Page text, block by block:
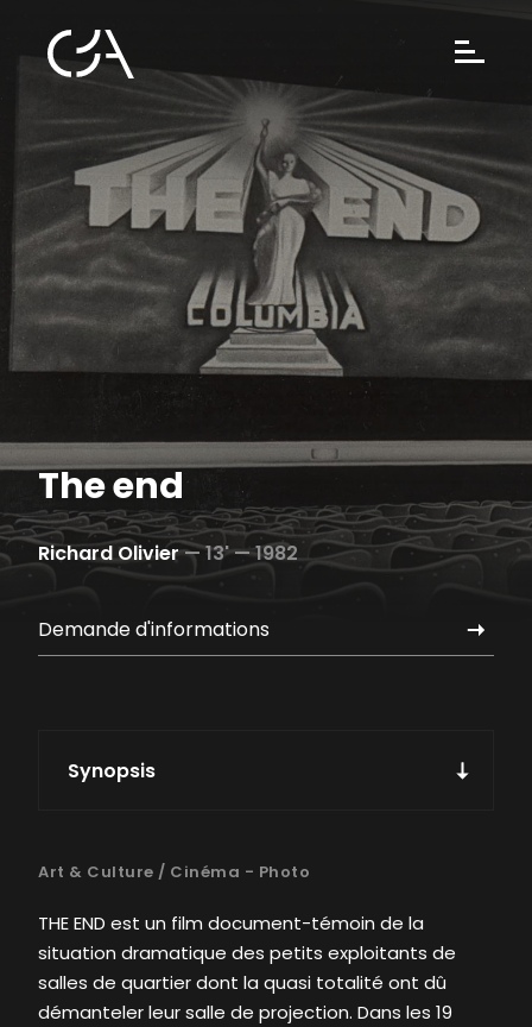
The end
Richard Olivier—13' —1982
Demande d'informations
Synopsis
Art & Culture / Cinéma - Photo
THE END est un film document-témoin de la
situation dramatique des petits exploitants de
salles de quartier dont la quasi totalité ont dû
démanteler leur salle de projection. Dans les 19